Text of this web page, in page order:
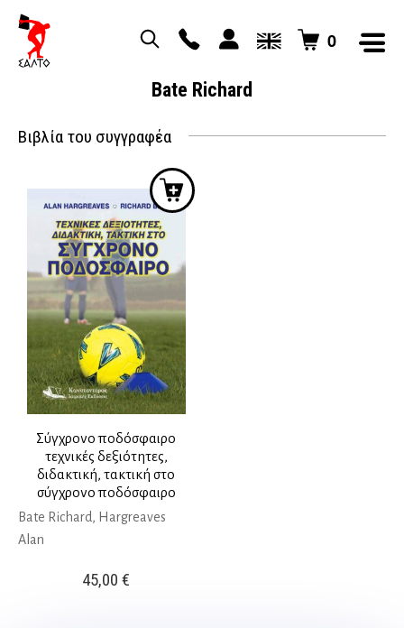
0
Bate Richard
Βιβλία του συγγραφέα
Σύγχρονο ποδόσφαιρο
τεχνικές δεξιότητες,
διδακτική, τακτική στο
σύγχρονο ποδόσφαιρο
Bate Richard, Hargreaves
Alan
45,00€